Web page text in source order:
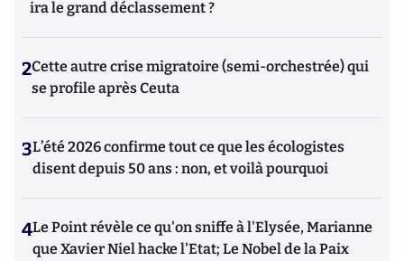
ira le grand déclassement ?
2Cette autre crise migratoire (semi-orchestrée) qui
se profile après Ceuta
3L’été 2026 confirme tout ce que les écologistes
disent depuis 50 ans : non, et voilà pourquoi
4Le Point révèle ce qu'on sniffe à l'Elysée, Marianne
que Xavier Niel hacke l'Etat; Le Nobel de la Paix